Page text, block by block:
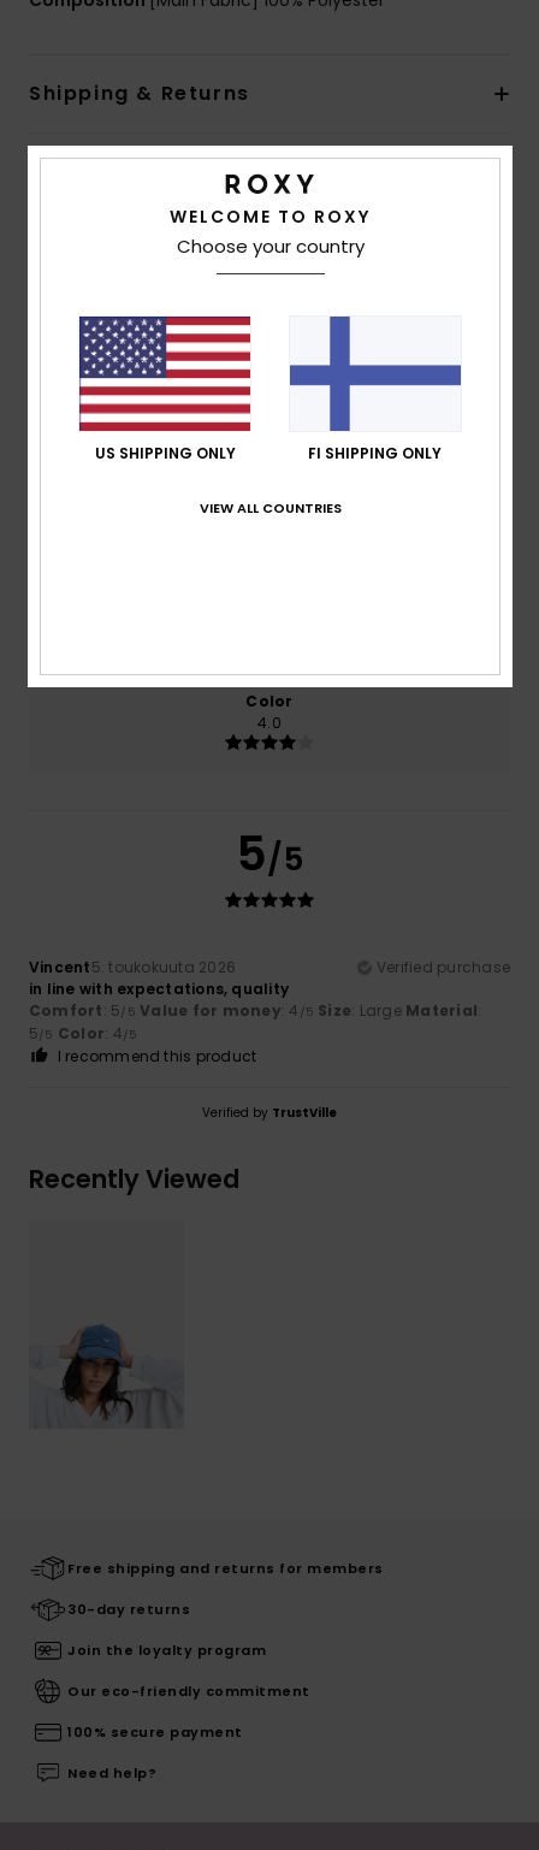
Shipping & Returns
Customer Reviews
Average Score
5.0
based on1 verified reviews
Value for money
Color
4.0
5/5
Vincent5. toukokuuta 2026
Verified purchase
in line with expectations, quality
Comfort: 5/5 Value for money: 4 /5 Size: Large Material:
5/5 Color: 4/5
I recommend this product
Verified by TrustVille
Recently Viewed
Free shipping and returns for members
30-day returns
Join the loyalty program
Our eco-friendly commitment
100% secure payment
Need help?
WELCOME TO ROXY
Choose your country
US SHIPPING ONLY FI SHIPPING ONLY
VIEW ALL COUNTRIES